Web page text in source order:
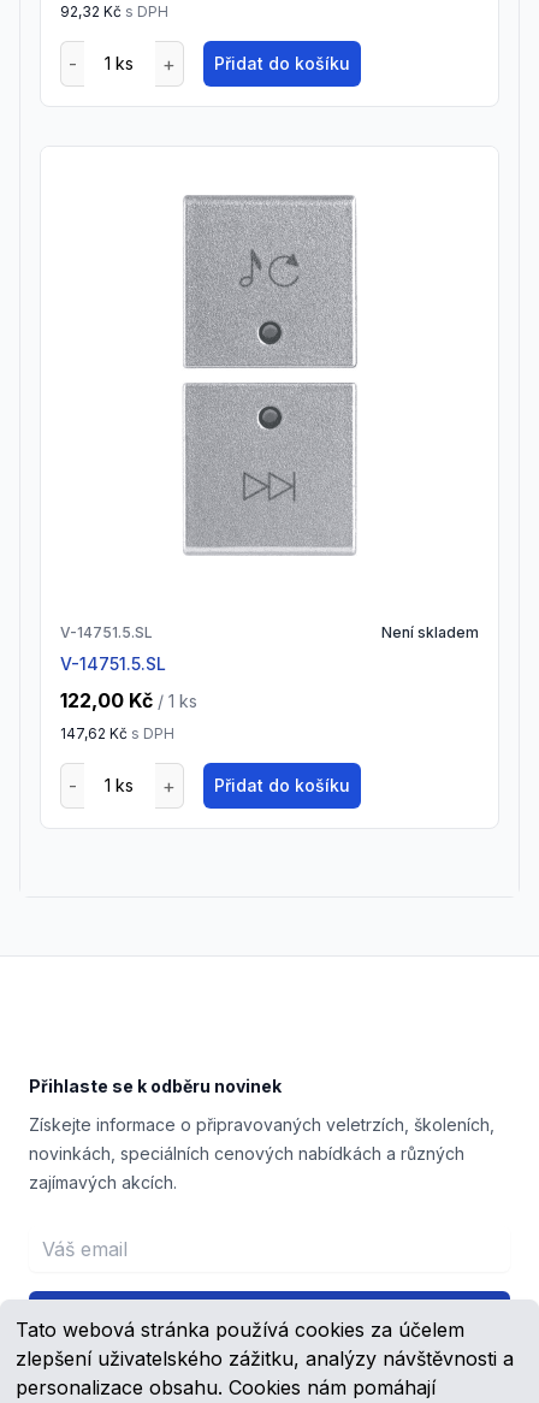
Tato webová stránka používá cookies za účelem
zlepšení uživatelského zážitku, analýzy návštěvnosti a
personalizace obsahu. Cookies nám pomáhají
92,32 Kč s DPH
Přidat do košíku
V-14751.5.SL Není skladem
V-14751.5.SL
122,00 Kč / 1 ks
147,62 Kč s DPH
Přidat do košíku
Přihlaste se k odběru novinek
Získejte informace o připravovaných veletrzích, školeních,
novinkách, speciálních cenových nabídkách a různých
zajímavých akcích.
Email address
Přihlášení